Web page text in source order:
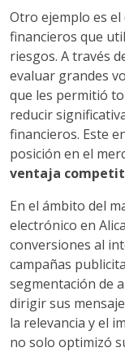
Otro ejemplo es el
financieros que
riesgos. A través
evaluar grandes
que les permitió
reducir
financieros. Este
posición en el
ventaja
En el ámbito del
electrónico en
conversiones al
campañas
segmentación de
dirigir sus
la relevancia y el
no solo optimizó